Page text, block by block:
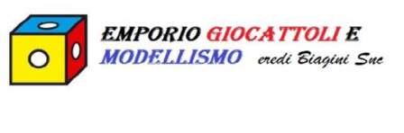
Home Prodotti Our Generation
Our Generation